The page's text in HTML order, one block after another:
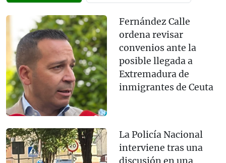
Fernández Calle
ordena revisar
convenios ante la
posible llegada a
Extremadura de
inmigrantes de Ceuta
La Policía Nacional
interviene tras una